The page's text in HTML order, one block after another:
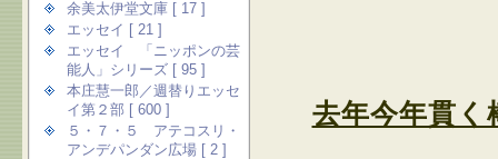
去年今年貫
余美太伊堂文庫 [ 17 ]
エッセイ [ 21 ]
エッセイ 「ニッポンの芸
能人」シリーズ [ 95 ]
本庄慧一郎／週替りエッセ
イ第２部 [ 600 ]
５・７・５ アテコスリ・
アンデパンダン広場 [ 2 ]